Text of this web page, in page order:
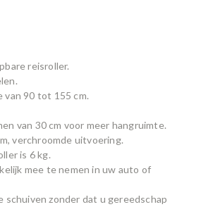
reisroller.
van 90 tot 155 cm.
van 30 cm voor meer hangruimte.
verchroomde uitvoering.
is 6 kg.
mee te nemen in uw auto of
schuiven zonder dat u gereedschap